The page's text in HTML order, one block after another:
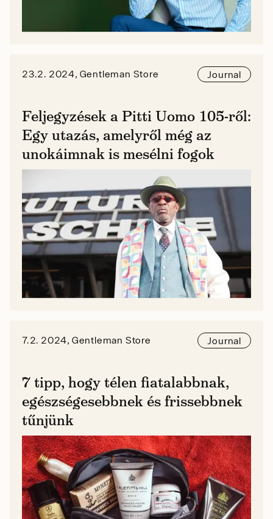
23.2. 2024, Gentleman Store Journal
Feljegyzések a Pitti Uomo 105-ről:
Egy utazás, amelyről még az
unokáimnak is mesélni fogok
7.2. 2024, Gentleman Store Journal
7 tipp, hogy télen fiatalabbnak,
egészségesebbnek és frissebbnek
tűnjünk